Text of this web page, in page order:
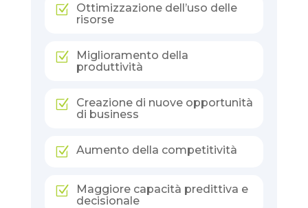
Z
Ottimizzazione dell’uso delle
risorse
Z
Miglioramento della
produttività
Z
Creazione di nuove opportunità
di business
Z Aumento della competitività
Z
Maggiore capacità predittiva e
decisionale